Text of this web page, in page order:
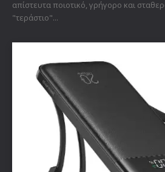
απίστευτα ποιοτικό, γρήγορο και
"τεράστιο"...